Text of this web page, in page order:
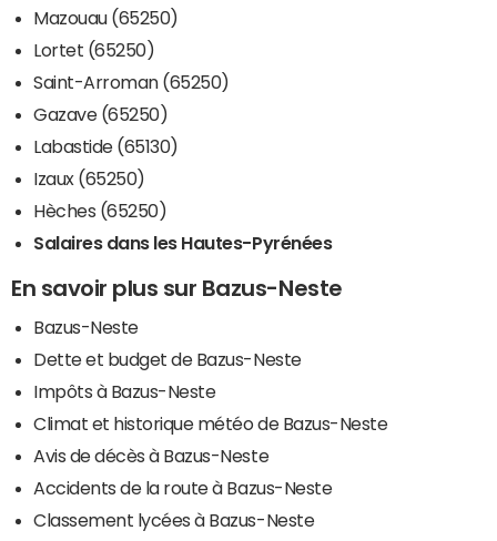
Mazouau (65250)
Lortet (65250)
Saint-Arroman (65250)
Gazave (65250)
Labastide (65130)
Izaux (65250)
Hèches (65250)
Salaires dans les Hautes-Pyrénées
En savoir plus sur Bazus-Neste
Bazus-Neste
Dette et budget de Bazus-Neste
Impôts à Bazus-Neste
Climat et historique météo de Bazus-Neste
Avis de décès à Bazus-Neste
Accidents de la route à Bazus-Neste
Classement lycées à Bazus-Neste